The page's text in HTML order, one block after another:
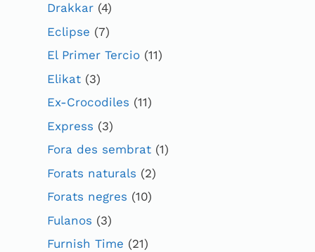
Drakkar (4)
Eclipse (7)
El Primer Tercio (11)
Elikat (3)
Ex-Crocodiles (11)
Express (3)
Fora des sembrat (1)
Forats naturals (2)
Forats negres (10)
Fulanos (3)
Furnish Time (21)